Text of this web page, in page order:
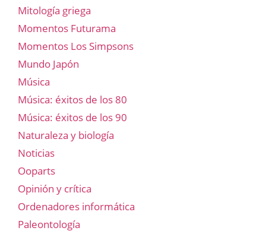
Mitología griega
Momentos Futurama
Momentos Los Simpsons
Mundo Japón
Música
Música: éxitos de los 80
Música: éxitos de los 90
Naturaleza y biología
Noticias
Ooparts
Opinión y crítica
Ordenadores informática
Paleontología